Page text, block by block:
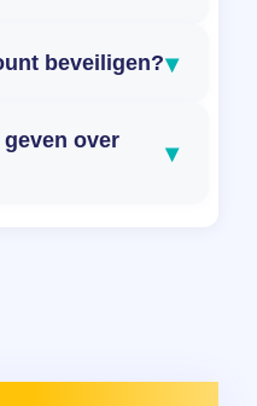
beveiligen?▾
over
▾